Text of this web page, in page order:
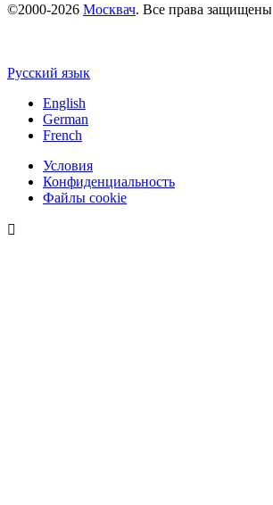
©2000-2026 Москвач. Все права защищены
Русский язык
English
German
French
Условия
Конфиденциальность
Файлы cookie